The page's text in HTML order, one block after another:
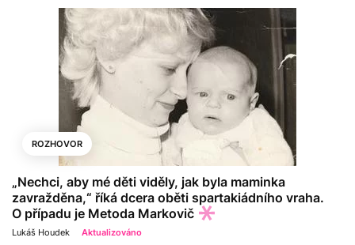
ROZHOVOR
„Nechci, aby mé děti viděly, jak byla maminka
zavražděna,“ říká dcera oběti spartakiádního vraha.
O případu je Metoda Markovič
Lukáš Houdek Aktualizováno